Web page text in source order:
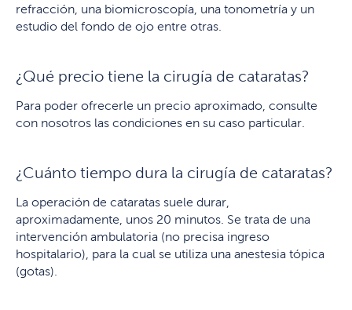
refracción, una biomicroscopía, una tonometría y un
estudio del fondo de ojo entre otras.
¿Qué precio tiene la cirugía de cataratas?
Para poder ofrecerle un precio aproximado, consulte
con nosotros las condiciones en su caso particular.
¿Cuánto tiempo dura la cirugía de cataratas?
La operación de cataratas suele durar,
aproximadamente, unos 20 minutos. Se trata de una
intervención ambulatoria (no precisa ingreso
hospitalario), para la cual se utiliza una anestesia tópica
(gotas).